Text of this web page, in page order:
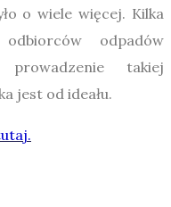
o wiele więcej. Kilka
odpadów
takiej
jest od ideału.